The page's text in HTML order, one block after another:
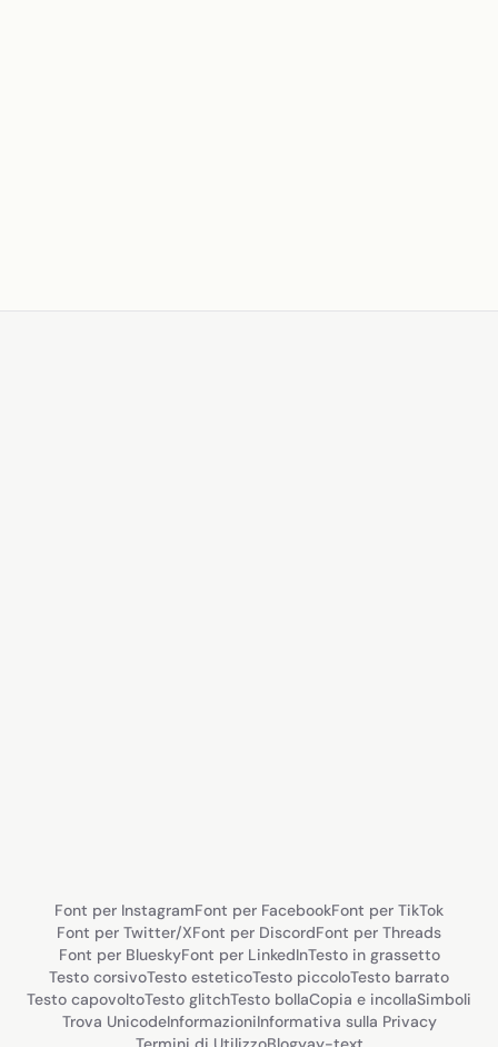
Font per InstagramFont per FacebookFont per TikTok
Font per Twitter/XFont per DiscordFont per Threads
Font per BlueskyFont per LinkedInTesto in grassetto
Testo corsivoTesto esteticoTesto piccoloTesto barrato
Testo capovoltoTesto glitchTesto bollaCopia e incollaSimboli
Trova UnicodeInformazioniInformativa sulla Privacy